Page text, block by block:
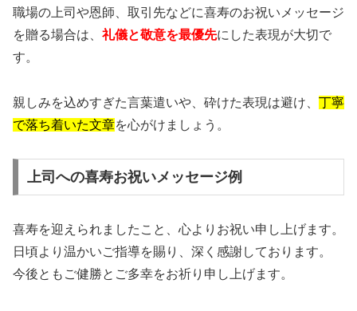
職場の上司や恩師、取引先などに喜寿のお祝いメッセージ
を贈る場合は、 礼儀と敬意を最優先にした表現が大切で
す。
親しみを込めすぎた言葉遣いや、砕けた表現は避け、 丁寧
で落ち着いた文章を心がけましょう。
上司への喜寿お祝いメッセージ例
喜寿を迎えられましたこと、心よりお祝い申し上げます。
日頃より温かいご指導を賜り、深く感謝しております。
今後ともご健勝とご多幸をお祈り申し上げます。